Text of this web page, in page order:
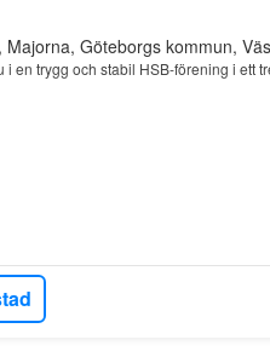
Göteborgs kommun,
i en trygg och stabil HSB-förening i ett